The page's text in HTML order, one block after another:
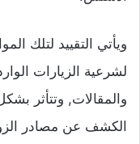
ويأتي التقييد لتلك
لشرعية الزيارات
والمقالات, وتتأثر
الكشف عن مصادر